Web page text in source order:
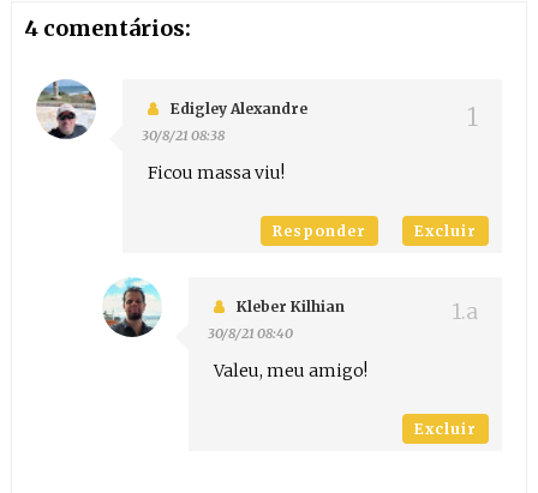
4 comentários:
Edigley Alexandre
30/8/21 08:38
Ficou massa viu!
Responder Excluir
Kleber Kilhian
30/8/21 08:40
Valeu, meu amigo!
Excluir